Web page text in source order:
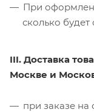
При
сколько будет
III. Доставка
Москве и
при заказе на